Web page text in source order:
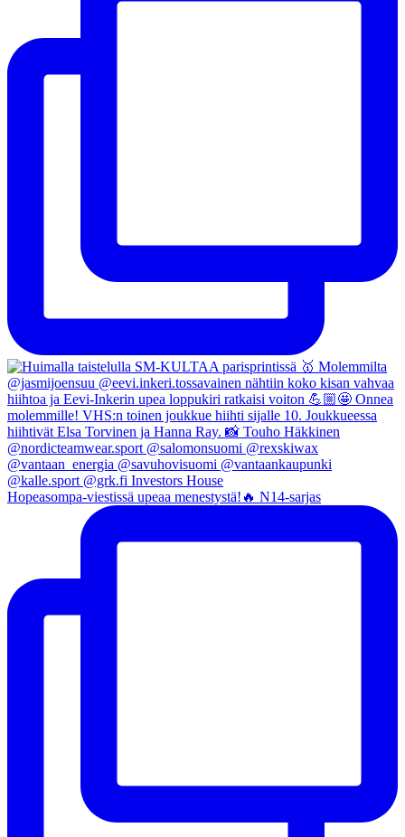
Hopeasompa-viestissä upeaa menestystä!🔥 N14-sarjas